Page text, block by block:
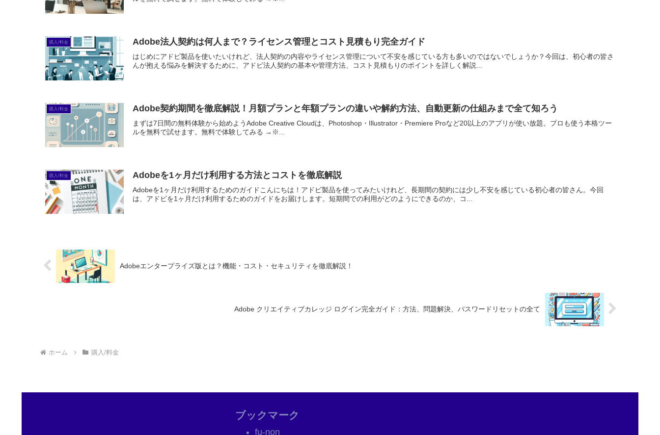
購入/料金 Adobe法人契約は何人まで？ライセンス管理とコスト見積もり完全ガイド
はじめにアドビ製品を使いたいけれど、法人契約の内容やライセンス管理について不安を感じている方も多いのではないでしょうか？今回は、初心者の皆さ
んが抱える悩みを解決するために、アドビ法人契約の基本や管理方法、コスト見積もりのポイントを詳しく解説...
購入/料金 Adobe契約期間を徹底解説！月額プランと年額プランの違いや解約方法、自動更新の仕組みまで全て知ろう
まずは7日間の無料体験から始めようAdobe Creative Cloudは、Photoshop・Illustrator・Premiere Proなど20以上のアプリが使い放題。プロも使う本格ツー
ルを無料で試せます。無料で体験してみる →※...
購入/料金 Adobeを1ヶ月だけ利用する方法とコストを徹底解説
Adobeを1ヶ月だけ利用するためのガイドこんにちは！アドビ製品を使ってみたいけれど、長期間の契約には少し不安を感じている初心者の皆さん。今回
は、アドビを1ヶ月だけ利用するためのガイドをお届けします。短期間での利用がどのようにできるのか、コ...
Adobeエンタープライズ版とは？機能・コスト・セキュリティを徹底解説！
Adobe クリエイティブカレッジ ログイン完全ガイド：方法、問題解決、パスワードリセットの全て
ホーム 購入/料金
ブックマーク
fu-non